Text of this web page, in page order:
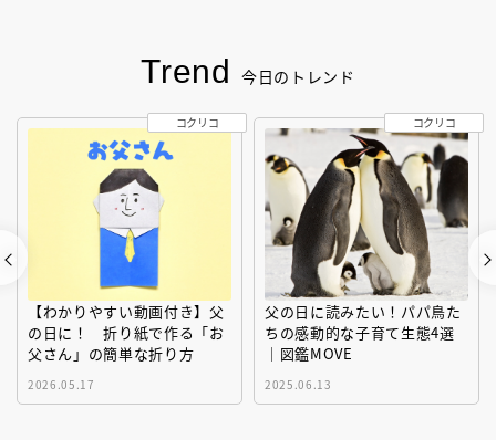
Trend 今日のトレンド
【わかりやすい動画付き】父
の日に！ 折り紙で作る「お
父さん」の簡単な折り方
2026.05.17
コクリコ
父の日に読みたい！パパ鳥た
ちの感動的な子育て生態4選
｜図鑑MOVE
2025.06.13
コクリコ